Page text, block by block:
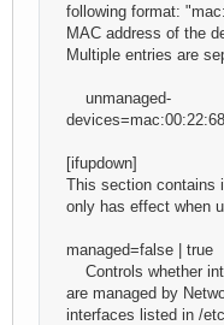
following format:
MAC address of the
Multiple entries are
unmanaged-
[ifupdown]
This section contains
only has effect when
managed=false | true
Controls whether
are managed by
interfaces listed in /